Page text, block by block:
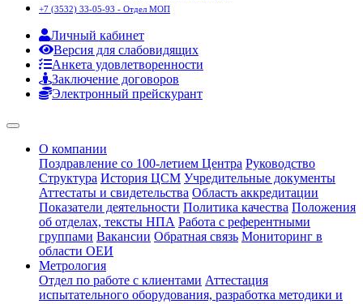
+7 (3532) 33-05-93 - Отдел МОП
Личный кабинет
Версия для слабовидящих
Анкета удовлетворенности
Заключение договоров
Электронный прейскурант
О компании
Поздравление со 100-летием Центра Руководство
Структура История ЦСМ Учредительные документы
Аттестаты и свидетельства Область аккредитации
Показатели деятельности Политика качества Положения
об отделах, тексты НПА Работа с референтными
группами Вакансии Обратная связь Мониторинг в
области ОЕИ
Метрология
Отдел по работе с клиентами Аттестация
испытательного оборудования, разработка методики и